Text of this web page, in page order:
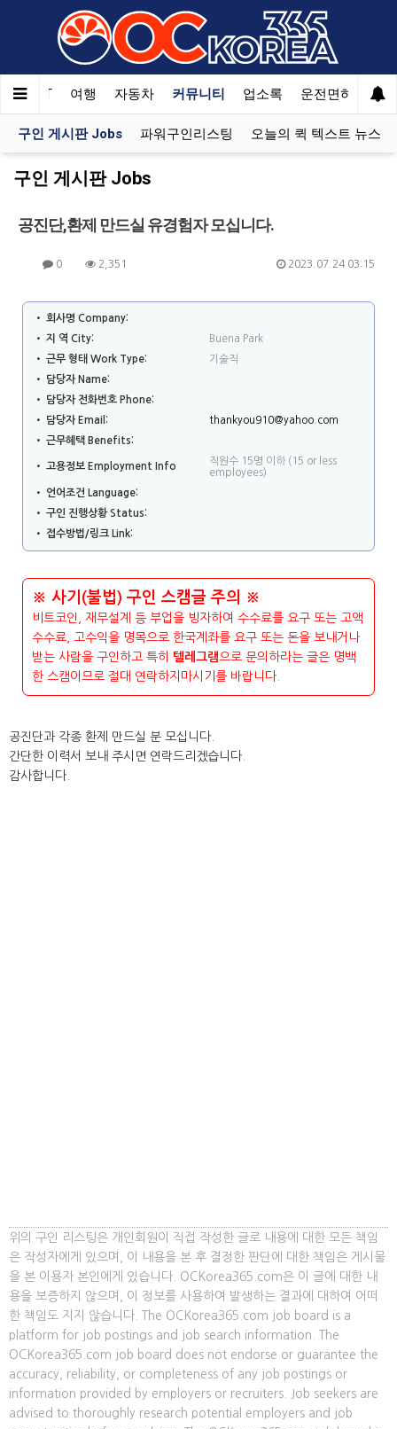
One
screen
start
screen
reader,
shortcut
navigate
interact
content.
한국SAT 여행 자동차 커뮤니티 업소록 운전면허 문의
구인 게시판 Jobs 파워구인리스팅 오늘의 퀵 텍스트 뉴스
구인 게시판 Jobs
공진단,환제 만드실 유경험자 모십니다.
0 2,351 2023.07.24 03:15
• 회사명 Company:
• 지 역 City:
Buena Park
• 근무 형태 Work Type:
기술직
• 담당자 Name:
• 담당자 전화번호 Phone:
• 담당자 Email:
thankyou910@yahoo.com
• 근무혜택 Benefits:
• 고용정보 Employment Info
직원수 15명 이하 (15 or less
employees)
• 언어조건 Language:
• 구인 진행상황 Status:
• 접수방법/링크 Link:
※ 사기(불법) 구인 스캠글 주의 ※
비트코인, 재무설계 등 부업을 빙자하여 수수료를 요구 또는 고액
수수료, 고수익을 명목으로 한국계좌를 요구 또는 돈을 보내거나
받는 사람을 구인하고 특히 텔레그램으로 문의하라는 글은 명백
한 스캠이므로 절대 연락하지마시기를 바랍니다.
공진단과 각종 환제 만드실 분 모십니다.
간단한 이력서 보내 주시면 연락드리겠습니다.
감사합니다.
위의 구인 리스팅은 개인회원이 직접 작성한 글로 내용에 대한 모든 책임
은 작성자에게 있으며, 이 내용을 본 후 결정한 판단에 대한 책임은 게시물
을 본 이용자 본인에게 있습니다. OCKorea365.com은 이 글에 대한 내
용을 보증하지 않으며, 이 정보를 사용하여 발생하는 결과에 대하여 어떠
한 책임도 지지 않습니다. The OCKorea365.com job board is a
platform for job postings and job search information. The
OCKorea365.com job board does not endorse or guarantee the
accuracy, reliability, or completeness of any job postings or
information provided by employers or recruiters. Job seekers are
advised to thoroughly research potential employers and job